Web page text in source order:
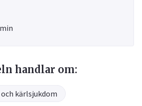
handlar om:
kärlsjukdom